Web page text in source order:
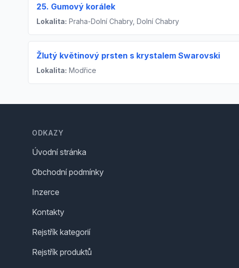
25. Gumový korálek
Lokalita: Praha-Dolní Chabry, Dolní Chabry
Žlutý květinový prsten s krystalem Swarovski
Lokalita: Modřice
ODKAZY
Úvodní stránka
Obchodní podmínky
Inzerce
Kontakty
Rejstřík kategorií
Rejstřík produktů